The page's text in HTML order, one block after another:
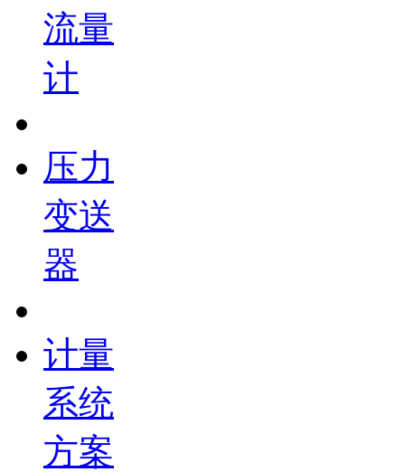
流量
计
压力
变送
器
计量
系统
方案